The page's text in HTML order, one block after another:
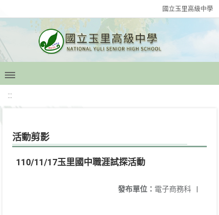
國立玉里高級中學
:::
活動剪影
110/11/17玉里國中職涯試探活動
發布單位： 電子商務科 |